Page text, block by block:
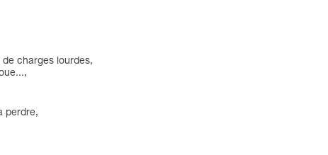
charges lourdes,
perdre,